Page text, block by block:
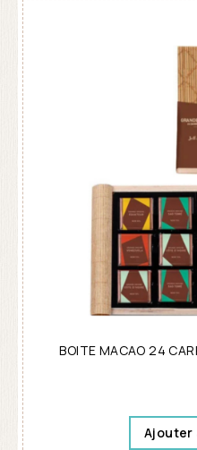
BOITE MACAO 24
Ajouter